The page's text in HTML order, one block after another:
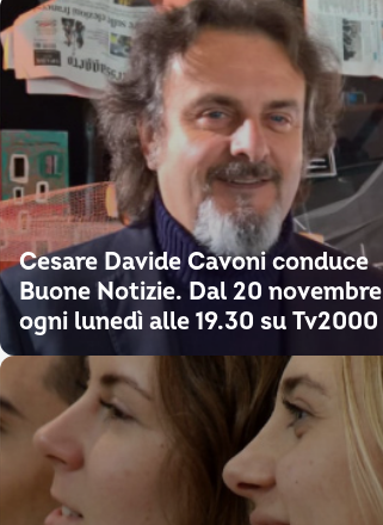
Cesare Davide Cavoni conduce
Buone Notizie. Dal 20 novembre
ogni lunedì alle 19.30 su Tv2000